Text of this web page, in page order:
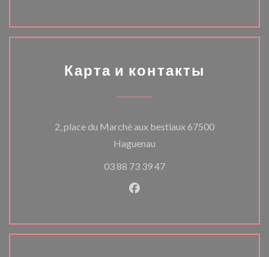
Карта и контакты
2, place du Marché aux bestiaux 67500
Haguenau
03 88 73 39 47
Facebook ((открывается в